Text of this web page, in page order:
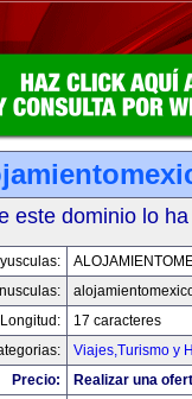
este dominio lo
Longitud:
17 caracteres
Viajes,Turismo y
Precio:
Realizar una